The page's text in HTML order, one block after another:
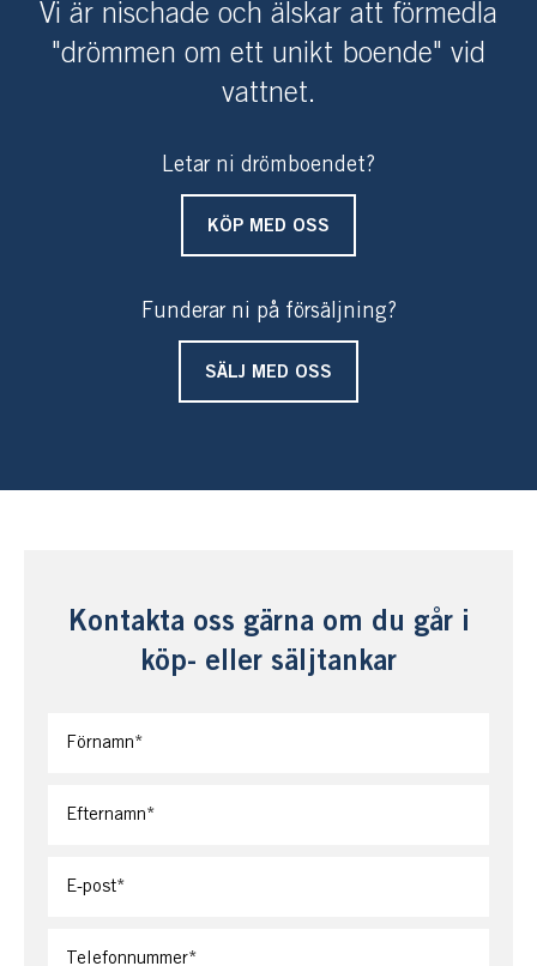
Vi är nischade och älskar att förmedla
"drömmen om ett unikt boende" vid
vattnet.
Letar ni drömboendet?
KÖP MED OSS
Funderar ni på försäljning?
SÄLJ MED OSS
Kontakta oss gärna om du går i
köp- eller säljtankar